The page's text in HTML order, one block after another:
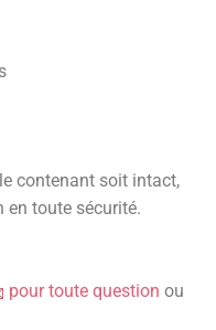
contenant soit intact,
en toute sécurité.
pour toute question ou